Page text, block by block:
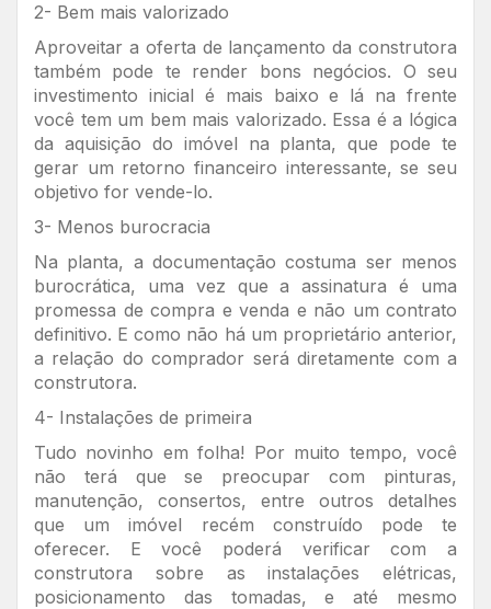
2- Bem mais valorizado
Aproveitar a oferta de lançamento da construtora
também pode te render bons negócios. O seu
investimento inicial é mais baixo e lá na frente
você tem um bem mais valorizado. Essa é a lógica
da aquisição do imóvel na planta, que pode te
gerar um retorno financeiro interessante, se seu
objetivo for vende-lo.
3- Menos burocracia
Na planta, a documentação costuma ser menos
burocrática, uma vez que a assinatura é uma
promessa de compra e venda e não um contrato
definitivo. E como não há um proprietário anterior,
a relação do comprador será diretamente com a
construtora.
4- Instalações de primeira
Tudo novinho em folha! Por muito tempo, você
não terá que se preocupar com pinturas,
manutenção, consertos, entre outros detalhes
que um imóvel recém construído pode te
oferecer. E você poderá verificar com a
construtora sobre as instalações elétricas,
posicionamento das tomadas, e até mesmo